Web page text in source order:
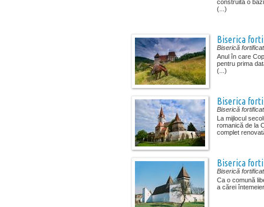
construită o
(...)
Biserica
Biserică
Anul în care
pentru prima
(...)
Biserica
Biserică
La mijlocul
romanică de la
complet
Biserica
Biserică
Ca o comună
a cărei